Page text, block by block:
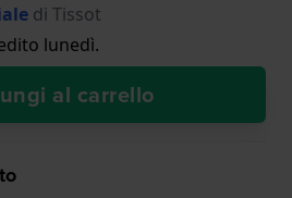
di Tissot
lunedì.
al carrello